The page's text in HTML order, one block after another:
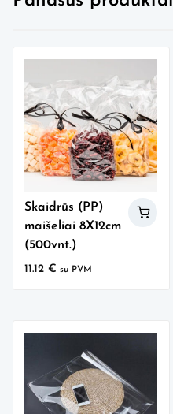
Skaidrūs (PP)
maišeliai 8X12cm
(500vnt.)
11.12€ su PVM